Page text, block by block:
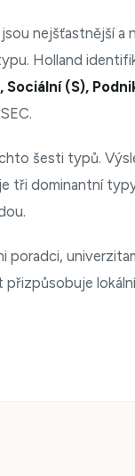
nejšťastnější
Holland
(S),
šesti typů.
tři dominantní
poradci,